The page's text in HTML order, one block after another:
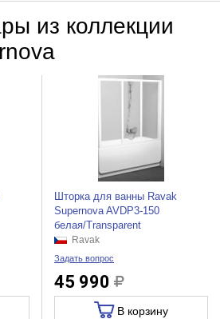
из коллекции
Шторка для ванны Ravak
Supernova AVDP3-150
белая/Transparent
Ravak
Задать вопрос
45 990
В корзину